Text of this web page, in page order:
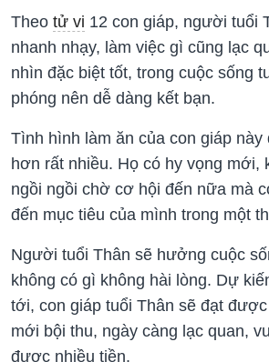
Theo tử vi 12 con giáp, người tuổi
nhanh nhạy, làm việc gì cũng lạc
nhìn đặc biệt tốt, trong cuộc sống
phóng nên dễ dàng kết bạn.
Tình hình làm ăn của con giáp
hơn rất nhiều. Họ có hy vọng mới,
ngồi ngồi chờ cơ hội đến nữa mà
đến mục tiêu của mình trong một
Người tuổi Thân sẽ hưởng cuộc
không có gì không hài lòng. Dự
tới, con giáp tuổi Thân sẽ đạt
mới bội thu, ngày càng lạc quan,
được nhiều tiền.